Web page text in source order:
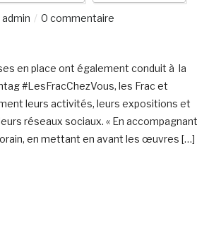
admin 0 commentaire
en place ont également conduit à la
#LesFracChezVous, les Frac et
leurs activités, leurs expositions et
réseaux sociaux. « En accompagnant
en mettant en avant les œuvres […]